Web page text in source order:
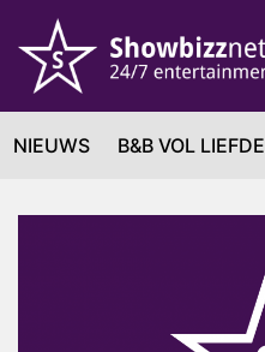
NIEUWS B&B VOL LIEFDE